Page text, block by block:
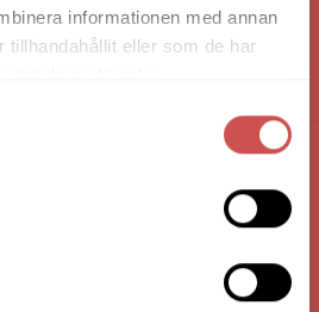
informationen med annan
tillhandahållit eller som de har